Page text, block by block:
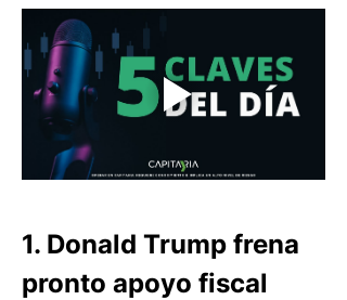
1. Donald Trump frena
pronto apoyo fiscal